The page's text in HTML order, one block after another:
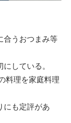
合うおつまみ等
している。
料理を家庭料理
にも定評があ